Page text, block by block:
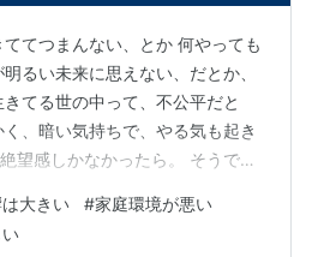
てつまんない、とか 何やっても
るい未来に思えない、だとか、
てる世の中って、不公平だと
、暗い気持ちで、やる気も起き
望感しかなかったら。 そうでな
世界観は、多くの方が、家族関
き継いだり、そう思わざるを得
大きい #家庭環境が悪い